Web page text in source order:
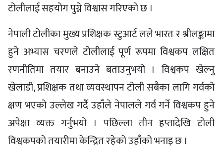
टोलीलाई सहयोग पुग्ने विश्वास गरिएको छ ।
नेपाली टोलीका मुख्य प्रशिक्षक स्टुआर्ट लले भारत र श्रीलङ्कामा
हुने अभ्यास चरणले टोलीलाई पूर्ण रूपमा विश्वकप लक्षित
रणनीतिमा तयार बनाउने बताउनुभयो । विश्वकप खेल्नु
खेलाडी, प्रशिक्षक तथा व्यवस्थापन टोली सबैका लागि गर्वको
क्षण भएको उल्लेख गर्दै उहाँले नेपालले गर्व गर्ने विश्वकप हुने
अपेक्षा व्यक्त गर्नुभयो । पछिल्ला तीन हप्तादेखि टोली
विश्वकपको तयारीमा केन्द्रित रहेको उहाँको भनाइ छ ।